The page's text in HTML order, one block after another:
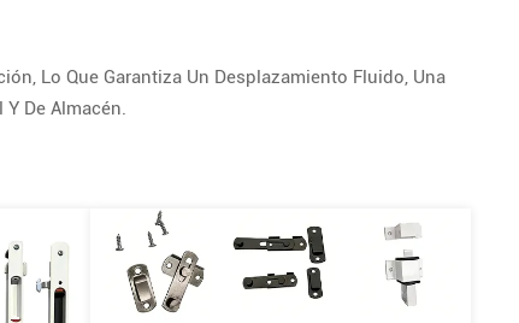
Lo Que Garantiza Un Desplazamiento Fluido, Una
De Almacén.